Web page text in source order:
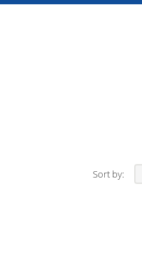
Sort by: